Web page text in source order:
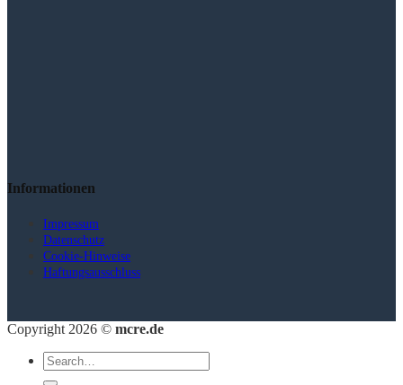
Informationen
Impressum
Datenschutz
Cookie-Hinweise
Haftungsausschluss
Copyright 2026 © mcre.de